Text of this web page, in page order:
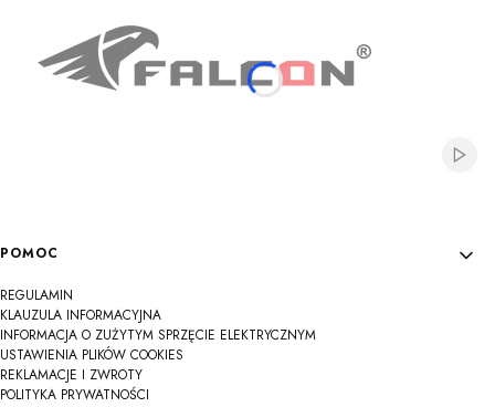
Linki w stopce
POMOC
REGULAMIN
KLAUZULA INFORMACYJNA
INFORMACJA O ZUŻYTYM SPRZĘCIE ELEKTRYCZNYM
USTAWIENIA PLIKÓW COOKIES
REKLAMACJE I ZWROTY
POLITYKA PRYWATNOŚCI